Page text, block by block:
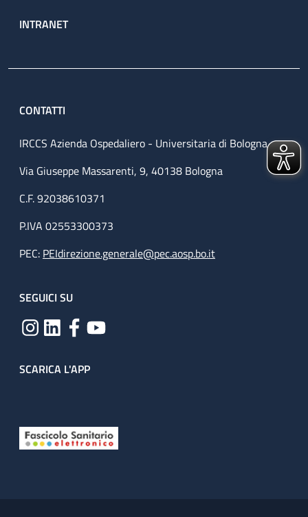
INTRANET
CONTATTI
IRCCS Azienda Ospedaliero - Universitaria di Bologna
Via Giuseppe Massarenti, 9, 40138 Bologna
C.F. 92038610371
P.IVA 02553300373
PEC: PEIdirezione.generale@pec.aosp.bo.it
SEGUICI SU
SCARICA L'APP